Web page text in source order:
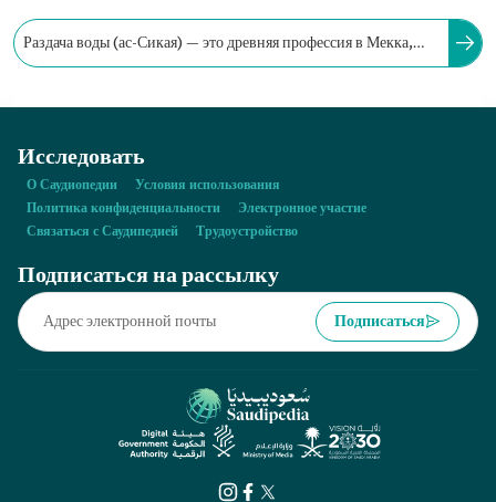
Раздача воды (ас-Сикая) — это древняя профессия в Мекка,
Исследовать
О Саудиопедии
Условия использования
Политика конфиденциальности
Электронное участие
Связаться с Саудипедией
Трудоустройство
Подписаться на рассылку
Подписаться